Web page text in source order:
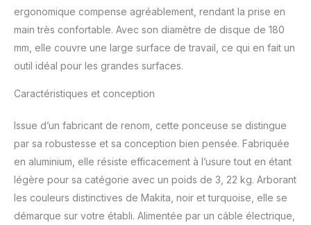
ergonomique compense agréablement, rendant la prise en
main très confortable. Avec son diamètre de disque de 180
mm, elle couvre une large surface de travail, ce qui en fait un
outil idéal pour les grandes surfaces.
Caractéristiques et conception
Issue d’un fabricant de renom, cette ponceuse se distingue
par sa robustesse et sa conception bien pensée. Fabriquée
en aluminium, elle résiste efficacement à l’usure tout en étant
légère pour sa catégorie avec un poids de 3, 22 kg. Arborant
les couleurs distinctives de Makita, noir et turquoise, elle se
démarque sur votre établi. Alimentée par un câble électrique,